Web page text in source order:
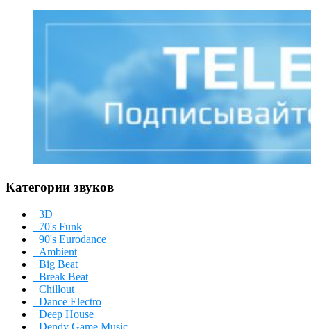
Категории звуков
3D
70's Funk
90's Eurodance
Ambient
Big Beat
Break Beat
Chillout
Dance Electro
Deep House
Dendy Game Music